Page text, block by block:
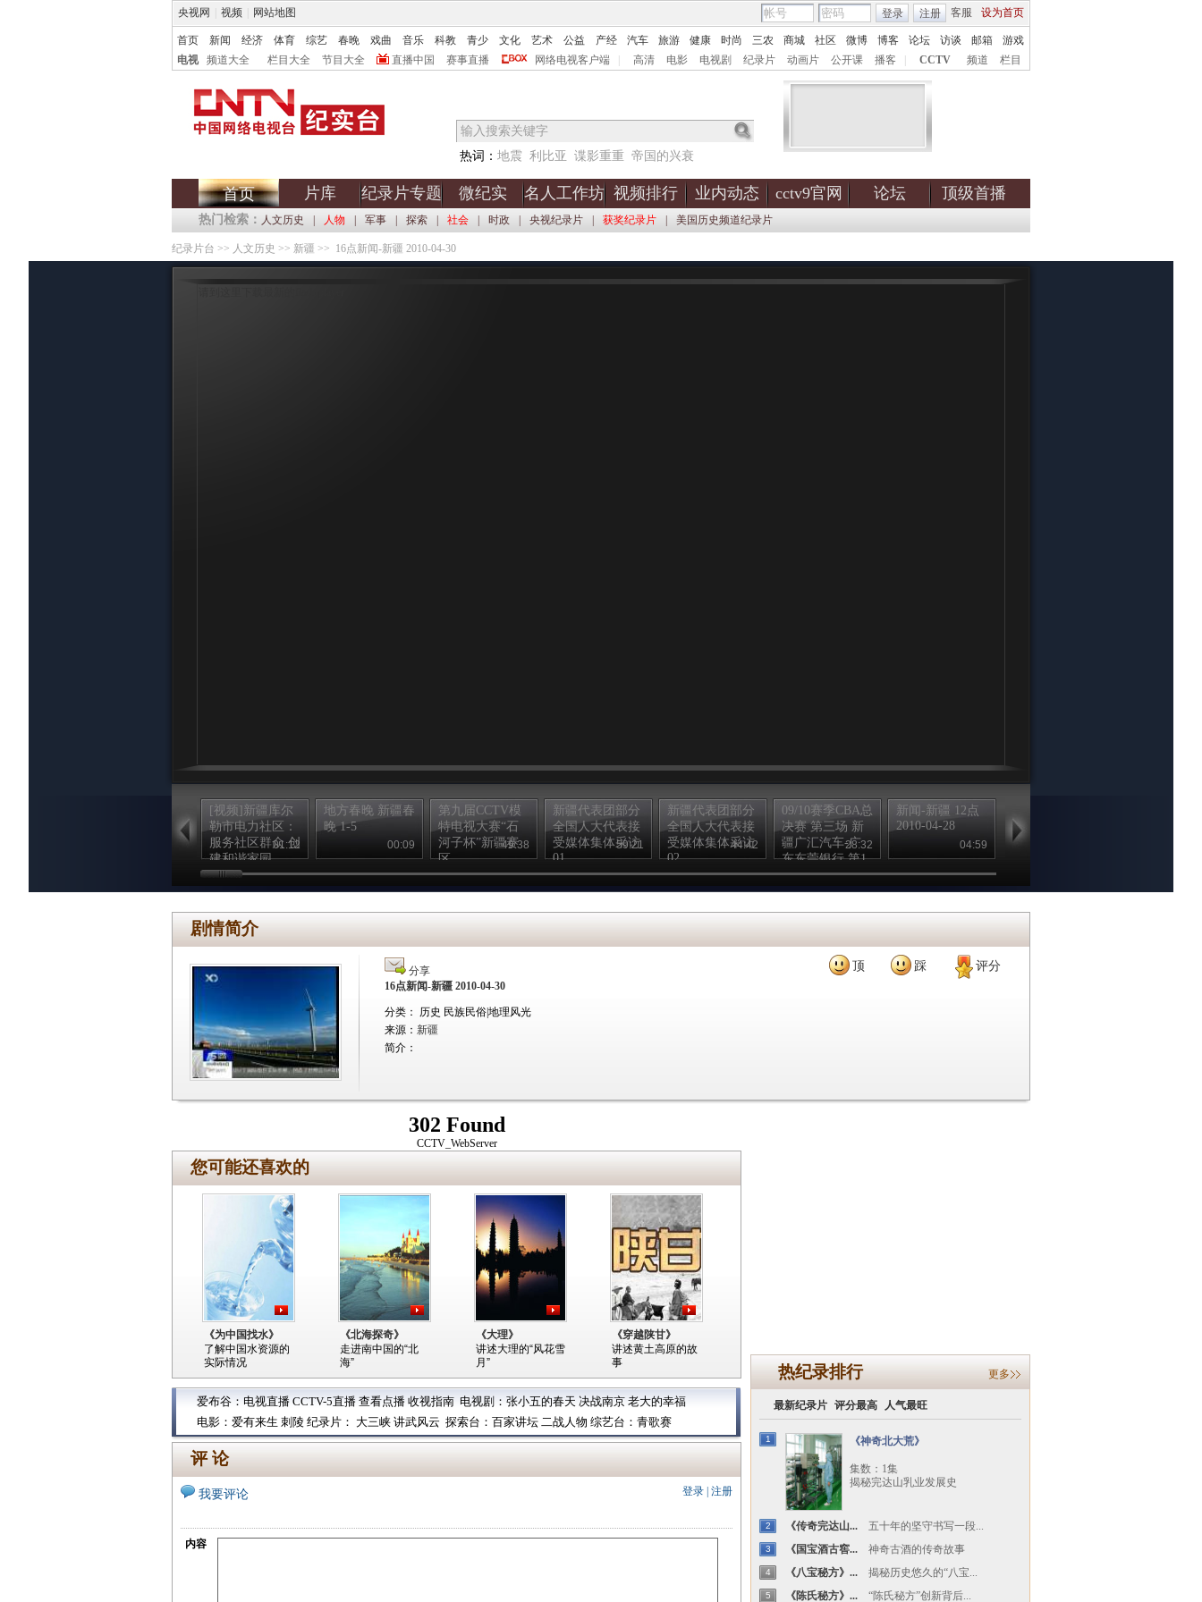
央视网 视频 网站地图 客服 设为首页
登录 注册
首页 新闻 经济 体育 综艺 春晚 戏曲 音乐 科教 青少 文化 艺术 公益 产经 汽车 旅游 健康 时尚 三农 商城 社区 微博 博客 论坛 访谈 邮箱
游戏
电视
频道大全 栏目大全 节目大全 直播中国 赛事直播 网络电视客户端 高清 电影 电视剧 纪录片 动画片 公开课 播客 CCTV 频道 栏目
热词： 地震 利比亚 谍影重重 帝国的兴衰
首页 片库 纪录片专题 微纪实 名人工作坊 视频排行 业内动态 cctv9官网 论坛 顶级首播
热门检索： 人文历史 人物 军事 探索 社会 时政 央视纪录片 获奖纪录片 美国历史频道纪录片
纪录片台 >> 人文历史 >> 新疆 >> 16点新闻-新疆 2010-04-30
[视频]新疆库尔
勒市电力社区：
服务社区群众 创
建和谐家园
01:12
地方春晚 新疆春
晚 1-5
00:09
第九届CCTV模
特电视大赛“石
河子杯”新疆赛
区
49:38
新疆代表团部分
全国人大代表接
受媒体集体采访
01
59:21
新疆代表团部分
全国人大代表接
受媒体集体采访
02
44:42
09/10赛季CBA总
决赛 第三场 新
疆广汇汽车-广
东东莞银行 第1
节
28:32
新闻-新疆 12点
2010-04-28
04:59
2010-04-28
剧情简介
顶 踩 评分
分享
16点新闻-新疆 2010-04-30
分类： 历史 民族民俗|地理风光
来源： 新疆
简介：
302 Found
CCTV_WebServer
您可能还喜欢的
《为中国找水》
了解中国水资源的
实际情况
《北海探奇》
走进南中国的“北
海”
《大理》
讲述大理的“风花雪
月”
《穿越陕甘》
讲述黄土高原的故
事
爱布谷： 电视直播 CCTV-5直播 查看点播 收视指南 电视剧： 张小五的春天 决战南京 老大的幸福
电影： 爱有来生 刺陵 纪录片： 大三峡 讲武风云 探索台： 百家讲坛 二战人物 综艺台： 青歌赛
评 论
登录 注册
我要评论
内容
热纪录排行 更多
最新纪录片 评分最高 人气最旺
1 《神奇北大荒》
集数：1集
揭秘完达山乳业发展史
2 《传奇完达山... 五十年的坚守书写一段...
3 《国宝酒古窖... 神奇古酒的传奇故事
4 《八宝秘方》... 揭秘历史悠久的“八宝...
5 《陈氏秘方》... “陈氏秘方”创新背后...